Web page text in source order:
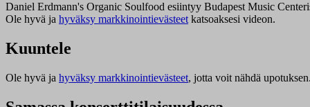
Daniel Erdmann's Organic Soulfood esiintyy Budapest Music
Ole hyvä ja hyväksy markkinointievästeet katsoaksesi videon.
Kuuntele
Ole hyvä ja hyväksy markkinointievästeet, jotta voit nähdä upotuksen.